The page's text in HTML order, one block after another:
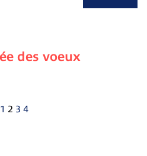
des voeux
1 2 3 4